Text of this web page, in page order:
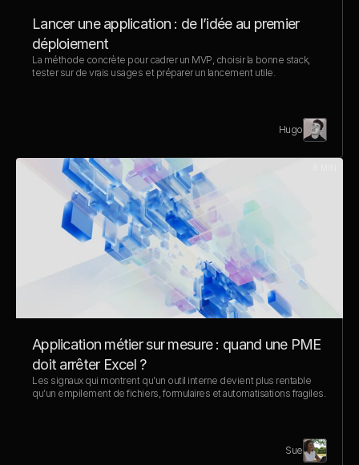
Lancer une application : de l’idée au premier
déploiement
La méthode concrète pour cadrer un MVP, choisir la bonne stack,
tester sur de vrais usages et préparer un lancement utile.
Hugo
Application métier sur mesure : quand une PME
doit arrêter Excel ?
Les signaux qui montrent qu’un outil interne devient plus rentable
qu’un empilement de fichiers, formulaires et automatisations fragiles.
Sue